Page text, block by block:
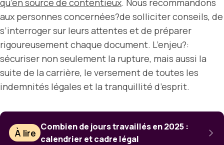
aux personnes concernées?de solliciter conseils, de
s’interroger sur leurs attentes et de préparer
rigoureusement chaque document. L’enjeu?:
sécuriser non seulement la rupture, mais aussi la
suite de la carrière, le versement de toutes les
indemnités légales et la tranquillité d’esprit.
À lire
Combien de jours travaillés en 2025 :
calendrier et cadre légal